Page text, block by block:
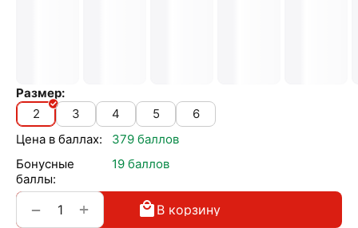
Размер:
2
3 4 5
6
Цена в баллах:
379 баллов
Бонусные
баллы:
19 баллов
+
− В корзину